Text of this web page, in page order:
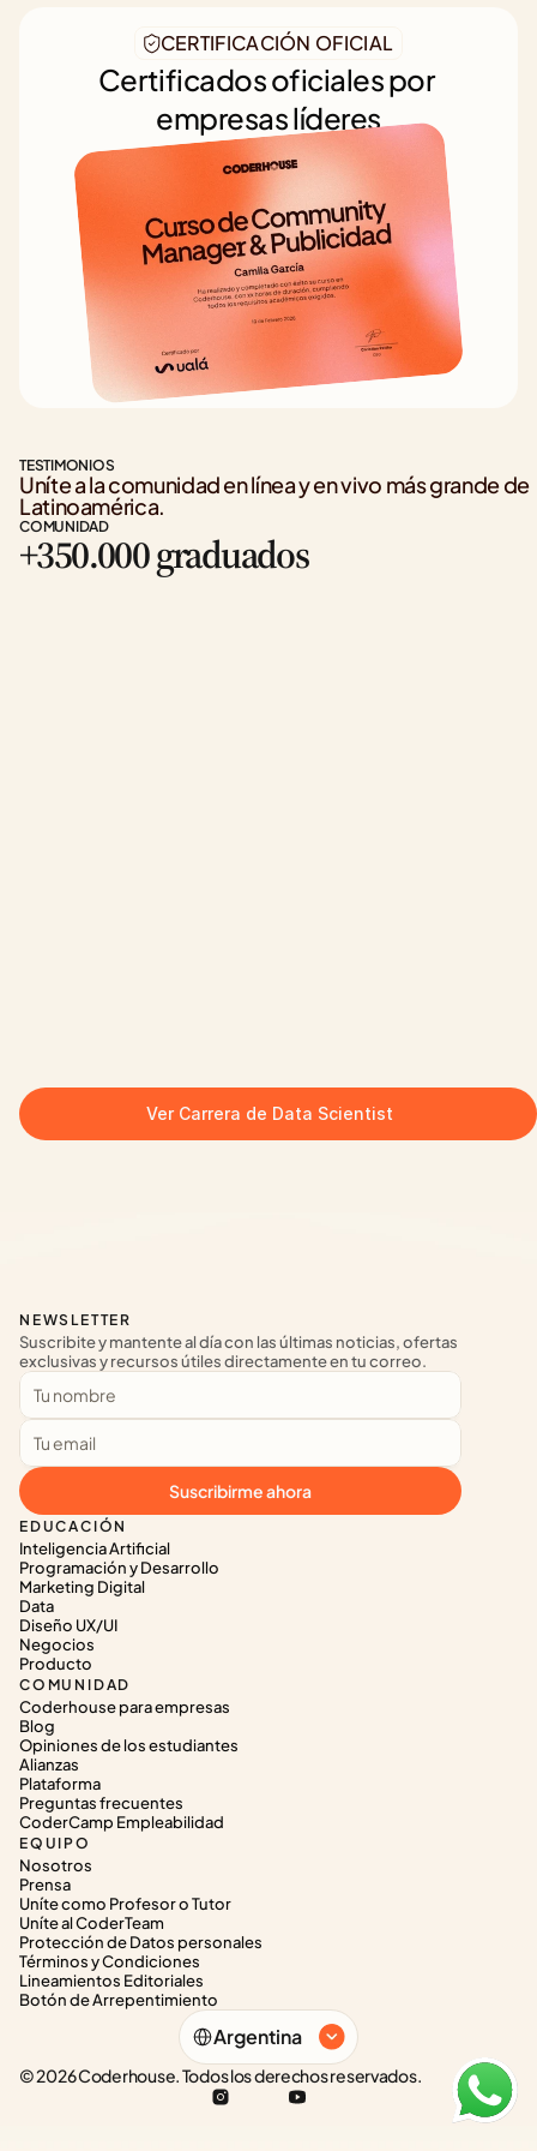
CERTIFICACIÓN OFICIAL
Certificados oficiales por
empresas líderes
TESTIMONIOS
Uníte a la comunidad en línea y en vivo más grande de
Latinoamérica.
COMUNIDAD
+350.000 graduados
Ver Carrera de Data Scientist
EDUCACIÓN
Inteligencia Artificial
Programación y Desarrollo
Marketing Digital
Data
Diseño UX/UI
Negocios
Producto
COMUNIDAD
Coderhouse para empresas
Blog
Opiniones de los estudiantes
Alianzas
Plataforma
Preguntas frecuentes
CoderCamp Empleabilidad
EQUIPO
Nosotros
Prensa
Uníte como Profesor o Tutor
Uníte al CoderTeam
Protección de Datos personales
Términos y Condiciones
Lineamientos Editoriales
Botón de Arrepentimiento
NEWSLETTER
Suscribite y mantente al día con las últimas noticias, ofertas
exclusivas y recursos útiles directamente en tu correo.
Suscribirme ahora
Select Language
Argentina
© 2026 Coderhouse. Todos los derechos reservados.